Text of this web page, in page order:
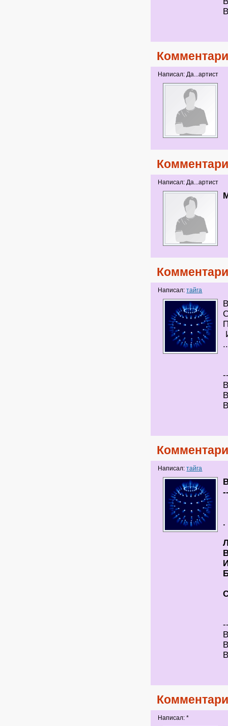
Написал: Да...артист
Написал: Да...артист
Написал:тайга
Написал:тайга
.
Написал: *